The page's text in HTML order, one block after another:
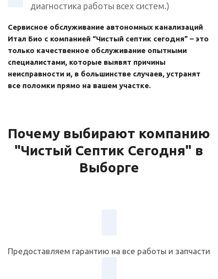
диагностика работы всех систем.)
Сервисное обслуживание автономных канализаций
Итал Био с компанией “Чистый септик сегодня” – это
только качественное обслуживание опытными
специалистами, которые выявят причины
неисправности и, в большинстве случаев, устранят
все поломки прямо на вашем участке.
Почему выбирают компанию
"Чистый Септик Сегодня" в
Выборге
Предоставляем гарантию на все работы и запчасти